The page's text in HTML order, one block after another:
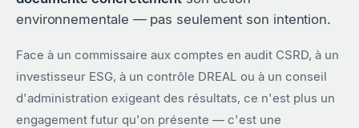
environnementale — pas seulement son intention.
Face à un commissaire aux comptes en audit CSRD, à un
investisseur ESG, à un contrôle DREAL ou à un conseil
d'administration exigeant des résultats, ce n'est plus un
engagement futur qu'on présente — c'est une